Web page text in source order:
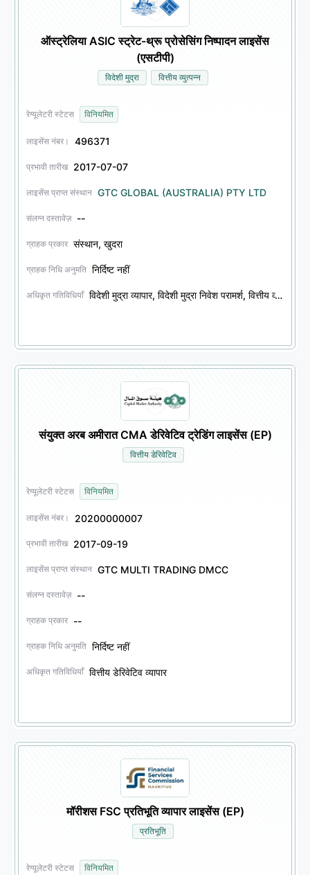
ऑस्ट्रेलिया ASIC स्ट्रेट-थ्रू प्रोसेसिंग निष्पादन लाइसेंस
(एसटीपी)
विदेशी मुद्रा वित्तीय व्युत्पन्न
रेग्यूलेटरी स्टेटस विनियमित
लाइसेंस नंबर। 496371
प्रभावी तारीख 2017-07-07
लाइसेंस प्राप्त संस्थान GTC GLOBAL (AUSTRALIA) PTY LTD
संलग्न दस्तावेज़ --
ग्राहक प्रकार संस्थान, खुदरा
ग्राहक निधि अनुमति निर्दिष्ट नहीं
अधिकृत गतिविधियाँ विदेशी मुद्रा व्यापार, विदेशी मुद्रा निवेश परामर्श, वित्तीय व्युत्पन्न व्यापार, वित्तीय व्युत्पन्न निवेश परामर्श
संयुक्त अरब अमीरात CMA डेरिवेटिव ट्रेडिंग लाइसेंस (EP)
वित्तीय डेरिवेटिव
रेग्यूलेटरी स्टेटस विनियमित
लाइसेंस नंबर। 20200000007
प्रभावी तारीख 2017-09-19
लाइसेंस प्राप्त संस्थान GTC MULTI TRADING DMCC
संलग्न दस्तावेज़ --
ग्राहक प्रकार --
ग्राहक निधि अनुमति निर्दिष्ट नहीं
अधिकृत गतिविधियाँ वित्तीय डेरिवेटिव व्यापार
मॉरीशस FSC प्रतिभूति व्यापार लाइसेंस (EP)
प्रतिभूति
रेग्यूलेटरी स्टेटस विनियमित